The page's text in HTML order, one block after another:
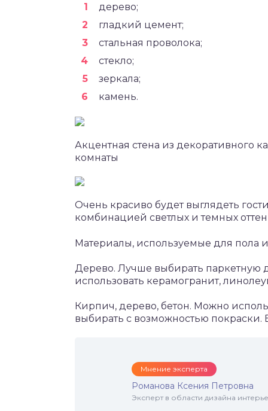
дерево;
гладкий цемент;
стальная проволока;
стекло;
зеркала;
камень.
Акцентная стена из декоративного
комнаты
Очень красиво будет выглядеть
комбинацией светлых и темных
Материалы, используемые для пола
Дерево. Лучше выбирать паркетную
использовать керамогранит,
Кирпич, дерево, бетон. Можно
выбирать с возможностью
Мнение эксперта
Романова Ксения Петровна
Эксперт в области дизайна